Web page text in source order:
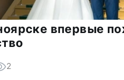
впервые
2